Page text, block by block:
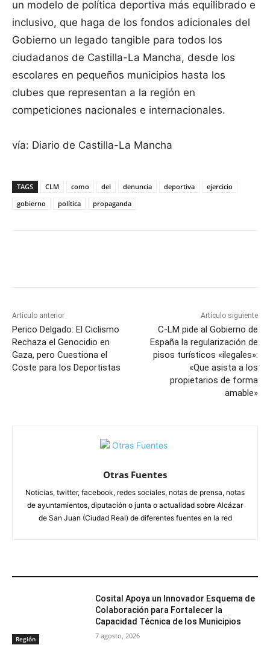
un modelo de política deportiva más equilibrado e
inclusivo, que haga de los fondos adicionales del
Gobierno un legado tangible para todos los
ciudadanos de Castilla-La Mancha, desde los
escolares en pequeños municipios hasta los
clubes que representan a la región en
competiciones nacionales e internacionales.
vía: Diario de Castilla-La Mancha
TAGS CLM como del denuncia deportiva
ejercicio
gobierno
política propaganda
Artículo anterior
Perico Delgado: El Ciclismo
Rechaza el Genocidio en
Gaza, pero Cuestiona el
Coste para los Deportistas
Artículo siguiente
C-LM pide al Gobierno de
España la regularización de
pisos turísticos «ilegales»:
«Que asista a los
propietarios de forma
amable»
Otras Fuentes
Noticias, twitter, facebook, redes sociales, notas de prensa, notas
de ayuntamientos, diputación o junta o actualidad sobre Alcázar
de San Juan (Ciudad Real) de diferentes fuentes en la red
Región
Cosital Apoya un Innovador Esquema de
Colaboración para Fortalecer la
Capacidad Técnica de los Municipios
7 agosto, 2026